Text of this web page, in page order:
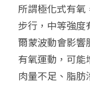
所謂極化式有氧
步行，中等強度
爾蒙波動會影響
有氧運動，可
肉量不足、脂肪